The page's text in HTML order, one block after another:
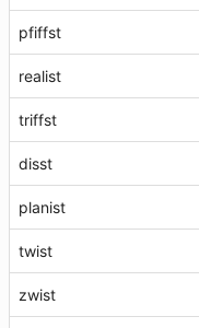
pfiffst
realist
triffst
disst
planist
twist
zwist